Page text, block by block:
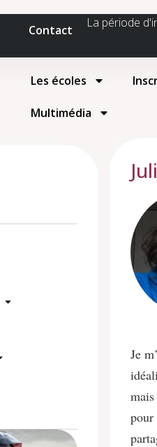
Contact La période
Les écoles
Multimédia
Je
pour